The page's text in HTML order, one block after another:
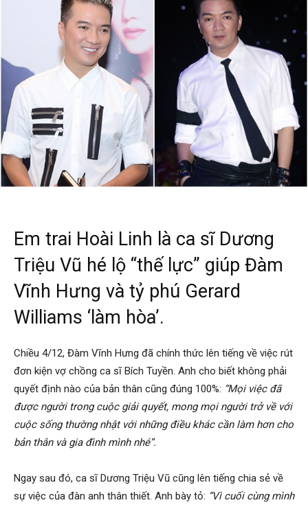
Em trai Hoài Linh là ca sĩ Dương
Triệu Vũ hé lộ “thế lực” giúp Đàm
Vĩnh Hưng và tỷ phú Gerard
Williams ‘làm hòa’.
Chiều 4/12, Đàm Vĩnh Hưng đã chính thức lên tiếng về việc rút
đơn kiện vợ chồng ca sĩ Bích Tuyền. Anh cho biết không phải
quyết định nào của bản thân cũng đúng 100%: “Mọi việc đã
được người trong cuộc giải quyết, mong mọi người trở về với
cuộc sống thường nhật với những điều khác cần làm hơn cho
bản thân và gia đình mình nhé”.
Ngay sau đó, ca sĩ Dương Triệu Vũ cũng lên tiếng chia sẻ về
sự việc của đàn anh thân thiết. Anh bày tỏ: “Vì cuối cùng mình